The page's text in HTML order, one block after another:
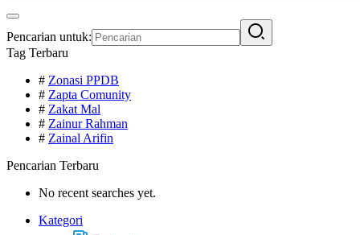
Pencarian untuk:
Tag Terbaru
# Zonasi PPDB
# Zapta Comunity
# Zakat Mal
# Zainur Rahman
# Zainal Arifin
Pencarian Terbaru
No recent searches yet.
Kategori